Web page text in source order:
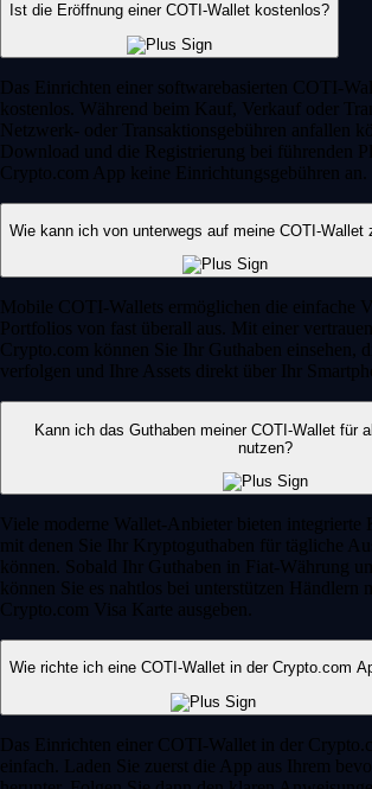
Ist die Eröffnung einer COTI-Wallet kostenlos?
Das Einrichten einer softwarebasierten COTI-
kostenlos. Während beim Kauf, Verkauf oder
Netzwerk- oder Transaktionsgebühren anfallen
Download und die Registrierung bei führenden
Crypto.com App keine Einrichtungsgebühren an.
Wie kann ich von unterwegs auf meine COTI-Wallet
Mobile COTI-Wallets ermöglichen die einfache
Portfolios von fast überall aus. Mit einer
Crypto.com können Sie Ihr Guthaben einsehen,
verfolgen und Ihre Assets direkt über Ihr
Kann ich das Guthaben meiner COTI-Wallet für
nutzen?
Viele moderne Wallet-Anbieter bieten integrierte
mit denen Sie Ihr Kryptoguthaben für tägliche
können. Sobald Ihr Guthaben in Fiat-Währung
können Sie es nahtlos bei unterstützen Händlern
Crypto.com Visa Karte ausgeben.
Wie richte ich eine COTI-Wallet in der Crypto.com
Das Einrichten einer COTI-Wallet in der
einfach. Laden Sie zuerst die App aus Ihrem